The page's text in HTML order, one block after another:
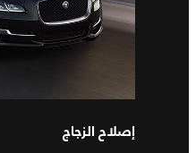
إصلاح الزجاج